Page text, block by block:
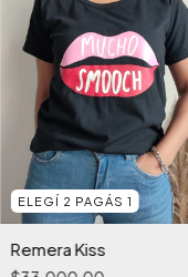
ELEGÍ 2 PAGÁS 1
Remera Kiss